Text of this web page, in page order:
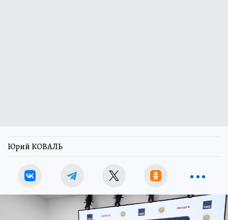
Юрий КОВАЛЬ